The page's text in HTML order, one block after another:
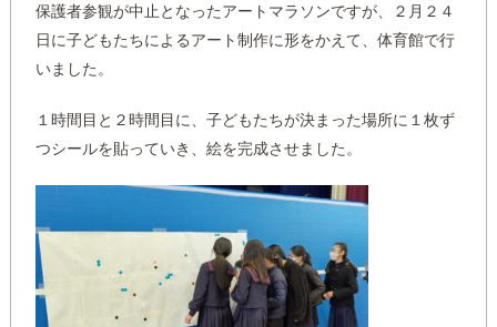
保護者参観が中止となったアートマラソンですが、２月２４
日に子どもたちによるアート制作に形をかえて、体育館で行
いました。
１時間目と２時間目に、子どもたちが決まった場所に１枚ず
つシールを貼っていき、絵を完成させました。